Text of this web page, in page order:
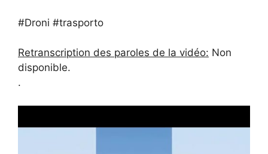
#Droni #trasporto
Retranscription des paroles de la vidéo: Non
disponible.
.